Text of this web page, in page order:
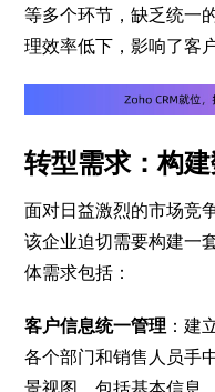
等多个环节，缺乏统一
理效率低下，影响了客
转型需求：构
面对日益激烈的市场竞
该企业迫切需要构建一
体需求包括：
客户信息统一管理 ：建
各个部门和销售人员手